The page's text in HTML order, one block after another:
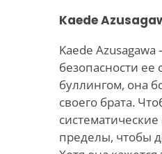
Kaede
Kaede
безопасности
буллингом, она
своего брата.
пределы, чтобы